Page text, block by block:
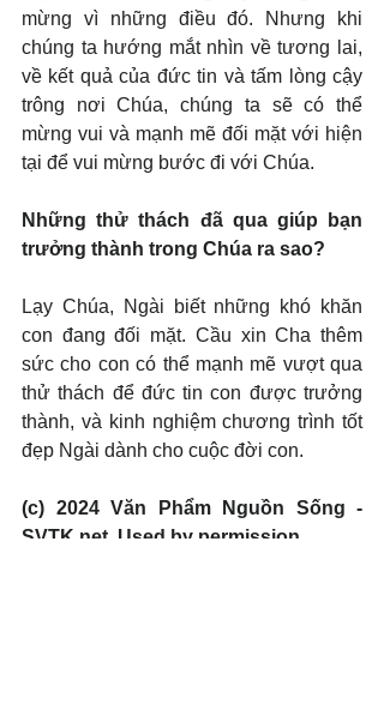
mừng vì những điều đó. Nhưng khi
chúng ta hướng mắt nhìn về tương lai,
về kết quả của đức tin và tấm lòng cậy
trông nơi Chúa, chúng ta sẽ có thể
mừng vui và mạnh mẽ đối mặt với hiện
tại để vui mừng bước đi với Chúa.
Những thử thách đã qua giúp bạn
trưởng thành trong Chúa ra sao?
Lạy Chúa, Ngài biết những khó khăn
con đang đối mặt. Cầu xin Cha thêm
sức cho con có thể mạnh mẽ vượt qua
thử thách để đức tin con được trưởng
thành, và kinh nghiệm chương trình tốt
đẹp Ngài dành cho cuộc đời con.
(c) 2024 Văn Phẩm Nguồn Sống -
SVTK.net. Used by permission.